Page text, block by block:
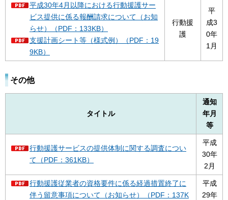
平成30年4月以降における行動援護サー
ビス提供に係る報酬請求について（お知
らせ）（PDF：133KB）
支援計画シート等（様式例）（PDF：19
9KB）
行動援
護
平
成3
0年
1月
その他
タイトル
通知
年月
等
行動援護サービスの提供体制に関する調査につい
て（PDF：361KB）
平成
30年
2月
行動援護従業者の資格要件に係る経過措置終了に
伴う留意事項について（お知らせ）（PDF：137K
平成
29年